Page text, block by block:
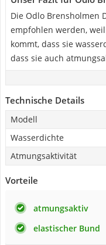
Die Odlo Brensholmen
empfohlen werden,
kommt, dass sie
dass sie auch
Technische Details
Modell
Wasserdichte
Atmungsaktivität
Vorteile
atmungsaktiv
elastischer Bund